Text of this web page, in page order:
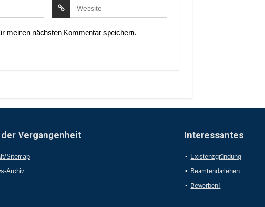
meinen nächsten Kommentar speichern.
der Vergangenheit
Sitemap
Archiv
Interessantes
Existenzgründung
Beamtendarlehen
Bewerben!